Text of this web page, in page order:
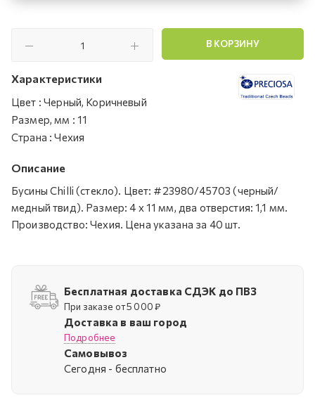
В КОРЗИНУ
Характеристики
Цвет : Черный, Коричневый
Размер, мм : 11
Страна : Чехия
Описание
Бусины Chilli (стекло). Цвет: #23980/45703 (черный/
медный твид). Размер: 4 x 11 мм, два отверстия: 1,1 мм.
Производство: Чехия. Цена указана за 40 шт.
Бесплатная доставка СДЭК до ПВЗ
При заказе от 5 000 ₽
Доставка в ваш город
Подробнее
Самовывоз
Cегодня - бесплатно